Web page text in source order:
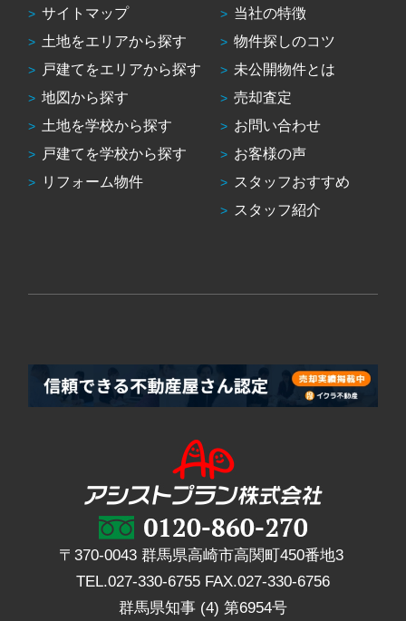
サイトマップ
土地をエリアから探す
戸建てをエリアから探す
地図から探す
土地を学校から探す
戸建てを学校から探す
リフォーム物件
当社の特徴
物件探しのコツ
未公開物件とは
売却査定
お問い合わせ
お客様の声
スタッフおすすめ
スタッフ紹介
〒370-0043 群馬県高崎市高関町450番地3
TEL.027-330-6755 FAX.027-330-6756
群馬県知事 (4) 第6954号